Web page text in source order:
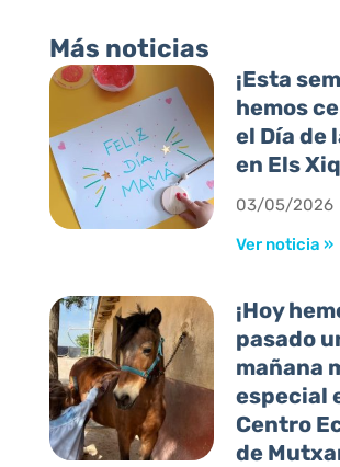
Más noticias
¡Esta
hemos
el Día de
en Els
03/05/2026
Ver noticia »
¡Hoy
pasado
mañana
especial
Centro
de